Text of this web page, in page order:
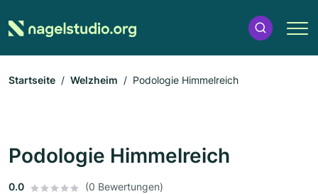
Startseite Welzheim Podologie Himmelreich
Podologie Himmelreich
0.0 (0 Bewertungen)